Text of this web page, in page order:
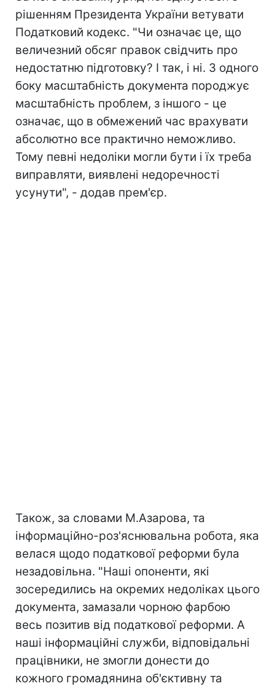
рішенням Президента України ветувати
Податковий кодекс. "Чи означає це, що
величезний обсяг правок свідчить про
недостатню підготовку? І так, і ні. З одного
боку масштабність документа породжує
масштабність проблем, з іншого - це
означає, що в обмежений час врахувати
абсолютно все практично неможливо.
Тому певні недоліки могли бути і їх треба
виправляти, виявлені недоречності
усунути", - додав прем'єр.
Також, за словами М.Азарова, та
інформаційно-роз'яснювальна робота, яка
велася щодо податкової реформи була
незадовільна. "Наші опоненти, які
зосередились на окремих недоліках цього
документа, замазали чорною фарбою
весь позитив від податкової реформи. А
наші інформаційні служби, відповідальні
працівники, не змогли донести до
кожного громадянина об'єктивну та